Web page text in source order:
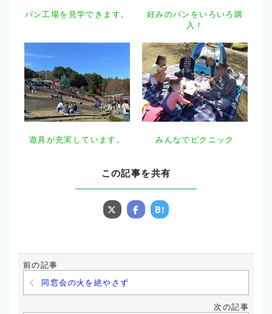
パン工場を見学できます。
好みのパンをいろいろ購
入！
遊具が充実しています。 みんなでピクニック
この記事を共有
B!
前の記事
同窓会の火を絶やさず
次の記事